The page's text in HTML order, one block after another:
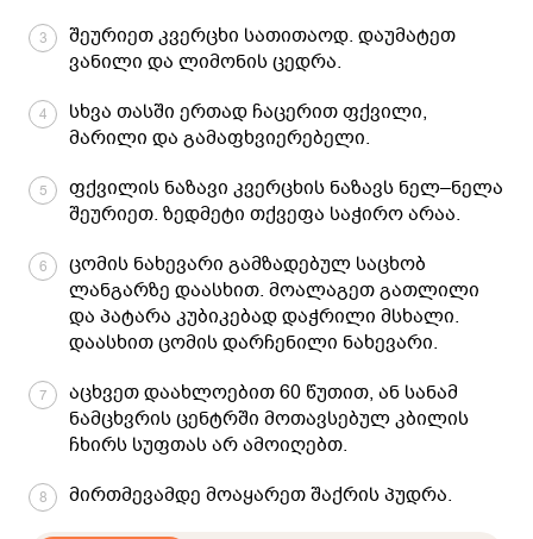
3
შეურიეთ კვერცხი სათითაოდ. დაუმატეთ
ვანილი და ლიმონის ცედრა.
4
სხვა თასში ერთად ჩაცერით ფქვილი,
მარილი და გამაფხვიერებელი.
5
ფქვილის ნაზავი კვერცხის ნაზავს ნელ–ნელა
შეურიეთ. ზედმეტი თქვეფა საჭირო არაა.
6
ცომის ნახევარი გამზადებულ საცხობ
ლანგარზე დაასხით. მოალაგეთ გათლილი
და პატარა კუბიკებად დაჭრილი მსხალი.
დაასხით ცომის დარჩენილი ნახევარი.
7
აცხვეთ დაახლოებით 60 წუთით, ან სანამ
ნამცხვრის ცენტრში მოთავსებულ კბილის
ჩხირს სუფთას არ ამოიღებთ.
8 მირთმევამდე მოაყარეთ შაქრის პუდრა.